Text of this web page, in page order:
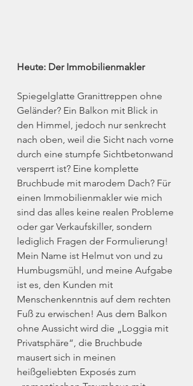
Heute: Der Immobilienmakler
Spiegelglatte Granittreppen ohne
Geländer? Ein Balkon mit Blick in
den Himmel, jedoch nur senkrecht
nach oben, weil die Sicht nach vorne
durch eine stumpfe Sichtbetonwand
versperrt ist? Eine komplette
Bruchbude mit marodem Dach? Für
einen Immobilienmakler wie mich
sind das alles keine realen Probleme
oder gar Verkaufskiller, sondern
lediglich Fragen der Formulierung!
Mein Name ist Helmut von und zu
Humbugsmühl, und meine Aufgabe
ist es, den Kunden mit
Menschenkenntnis auf dem rechten
Fuß zu erwischen! Aus dem Balkon
ohne Aussicht wird die „Loggia mit
Privatsphäre“, die Bruchbude
mausert sich in meinen
heißgeliebten Exposés zum